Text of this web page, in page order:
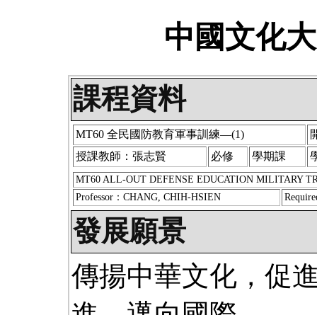
中國文化
課程資料
MT60 全民國防教育軍事訓練—(1)
授課教師：張志賢
必修 學期課
MT60 ALL-OUT DEFENSE EDUCATION MILITARY
Professor：CHANG, CHIH-HSIEN
發展願景
傳揚中華文化，促